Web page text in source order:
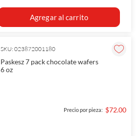
Agregar al carrito
SKU: 023872001180
Paskesz 7 pack chocolate wafers
6 oz
Precio por pieza: $72.00